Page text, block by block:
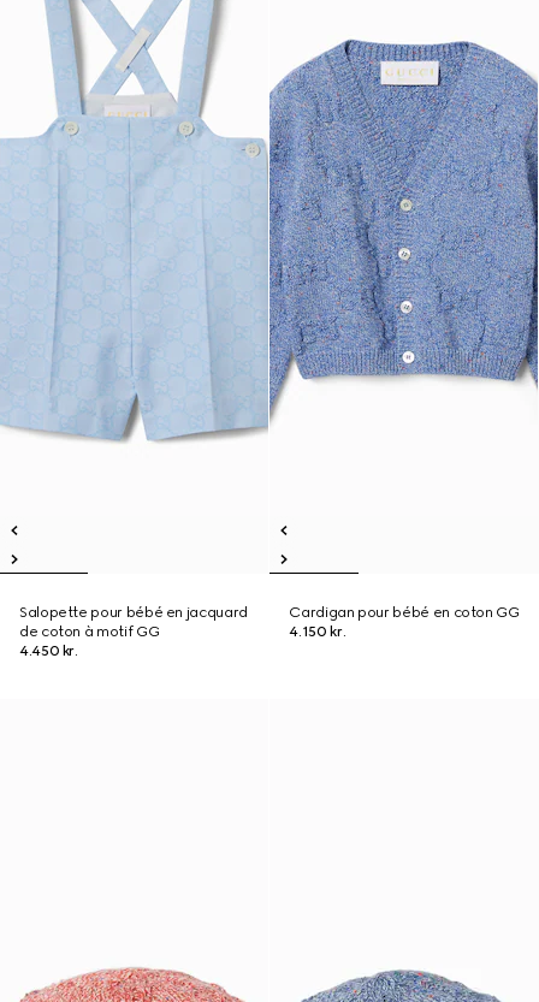
Salopette pour bébé en jacquard
de coton à motif GG
4.450 kr.
Cardigan pour bébé en coton GG
4.150 kr.